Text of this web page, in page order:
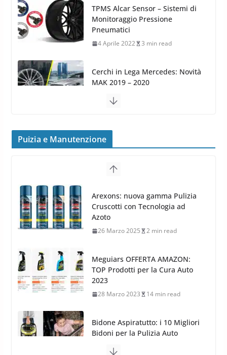
TPMS Alcar Sensor – Sistemi di
Monitoraggio Pressione
Pneumatici
4 Aprile 2022 3 min read
Cerchi in Lega Mercedes: Novità
MAK 2019 – 2020
MAK FIVESTAR (2019)
24 Luglio 2019 1 min read
Cerchi in lega grandi: quando
frenata e handling
8 Aprile 2026 7 min read
Puizia e Manutenzione
Arexons: nuova gamma Pulizia
Cruscotti con Tecnologia ad
Azoto
26 Marzo 2025 2 min read
Meguiars OFFERTA AMAZON:
TOP Prodotti per la Cura Auto
2023
28 Marzo 2023 14 min read
Bidone Aspiratutto: i 10 Migliori
Bidoni per la Pulizia Auto